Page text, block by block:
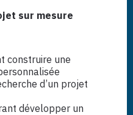
sur mesure
construire une
d’un projet
développer un